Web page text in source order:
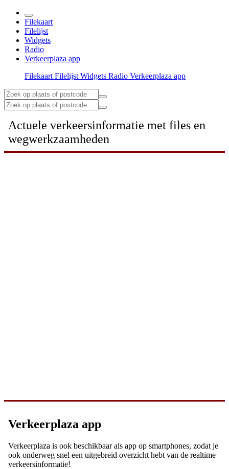
Filekaart
Filelijst
Widgets
Radio
Verkeerplaza app
Filekaart Filelijst Widgets Radio Verkeerplaza app
Actuele verkeersinformatie met files en
wegwerkzaamheden
Verkeerplaza app
Verkeerplaza is ook beschikbaar als app op smartphones, zodat je
ook onderweg snel een uitgebreid overzicht hebt van de realtime
verkeersinformatie!